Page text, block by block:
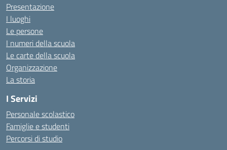
Presentazione
I luoghi
Le persone
I numeri della scuola
Le carte della scuola
Organizzazione
La storia
I Servizi
Personale scolastico
Famiglie e studenti
Percorsi di studio